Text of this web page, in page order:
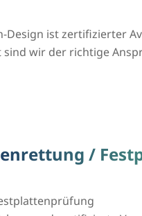
Design ist zertifizierter
sind wir der richtige
/